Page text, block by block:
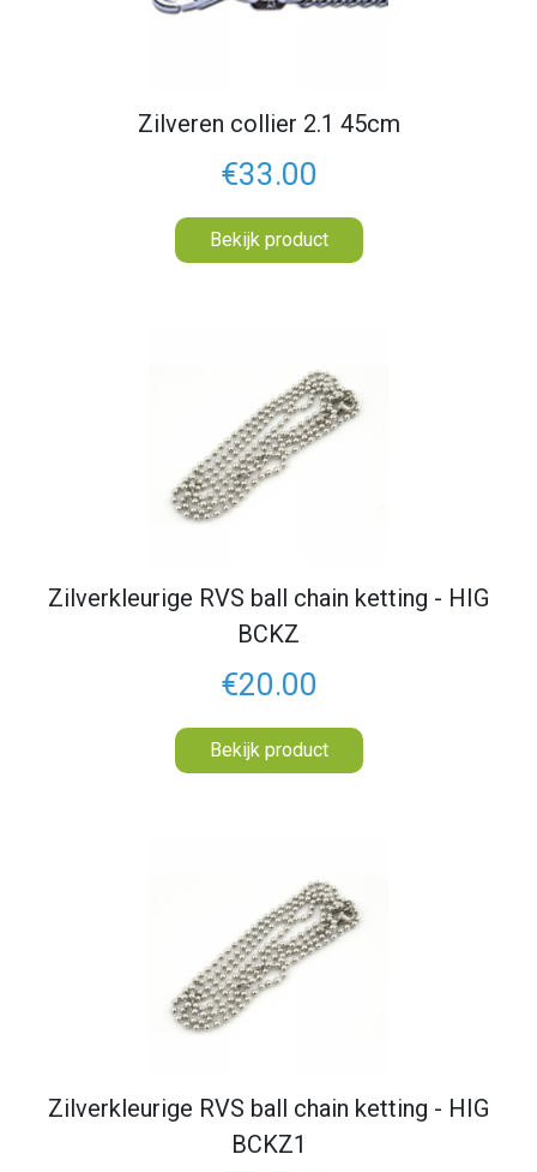
Zilveren collier 2.1 45cm
€33.00
Bekijk product
Zilverkleurige RVS ball chain ketting - HIG
BCKZ
€20.00
Bekijk product
Zilverkleurige RVS ball chain ketting - HIG
BCKZ1